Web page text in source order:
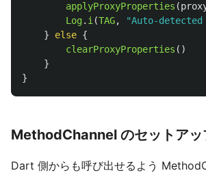
applyProxyProperties (
Log. i (TAG,
"Auto-
}
else {
clearProxyProperties ()
}
}
MethodChannel のセットアッ
Dart 側からも呼び出せるよう